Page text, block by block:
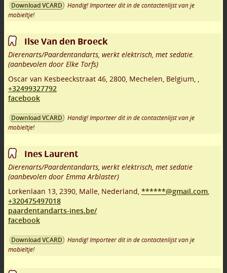
Download VCARD
Handig! Importeer dit in de contactenlijst van je
mobieltje!
Ilse Van den Broeck
Dierenarts/Paardentandarts, werkt elektrisch, met sedatie.
(aanbevolen door Elke Torfs)
Oscar van Kesbeeckstraat 46 2800 Mechelen Belgium,
+32499327792
facebook
Download VCARD
Handig! Importeer dit in de contactenlijst van je
mobieltje!
Ines Laurent
Dierenarts/Paardentandarts, werkt elektrisch, met sedatie
(aanbevolen door Emma Arblaster)
Lorkenlaan 13 2390 Malle Nederland, ******@gmail.com
+320475497018
paardentandarts-ines.be/
facebook
Download VCARD
Handig! Importeer dit in de contactenlijst van je
mobieltje!